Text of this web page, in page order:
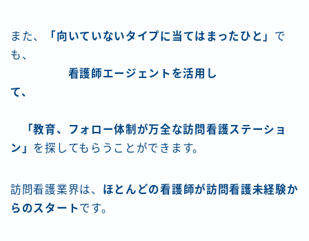
また、 「向いていないタイプに当てはまったひと」 で
も、
看護師エージェントを活用し
て、
「教育、フォロー体制が万全な訪問看護ステーショ
ン」 を探してもらうことができます。
訪問看護業界は、 ほとんどの看護師が訪問看護未経験か
らのスタートです。